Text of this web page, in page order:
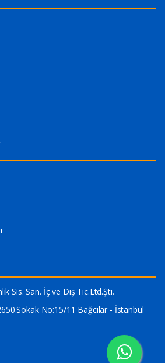
Sis. San. İç ve Dış Tic.Ltd.Şti.
No:15/11 Bağcılar - İstanbul